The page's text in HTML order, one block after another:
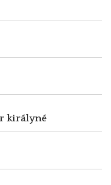
királyné